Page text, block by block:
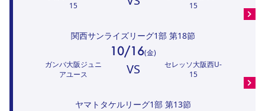
15
15
関西サンライズリーグ1部 第18節
10/16(金)
セレッソ大阪西U-
15
VS
ガンバ大阪ジュニ
アユース
ヤマトタケルリーグ1部 第13節